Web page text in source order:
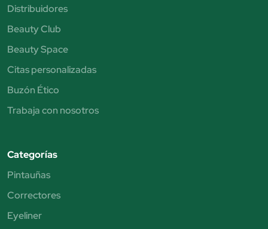
Distribuidores
Beauty Club
Beauty Space
Citas personalizadas
Buzón Ético
Trabaja con nosotros
Categorías
Pintauñas
Correctores
Eyeliner